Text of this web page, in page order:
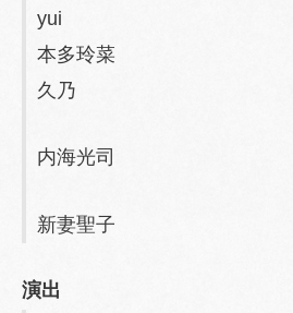
yui
本多玲菜
久乃
内海光司
新妻聖子
演出